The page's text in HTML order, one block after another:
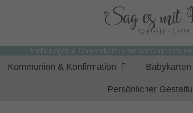
Einladungen & Dankeskarten mit persönlichem
Kommunion & Konfirmation Babykarten
Persönlicher